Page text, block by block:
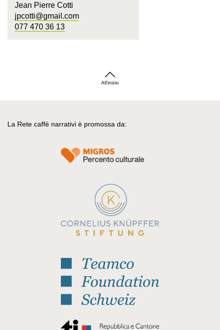
Jean Pierre Cotti
jpcotti@gmail.com
077 470 36 13
All'inizio
La Rete caffè narrativi è promossa da: